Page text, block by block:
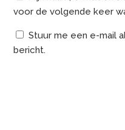
voor de volgende keer
Stuur me een e-mail
bericht.